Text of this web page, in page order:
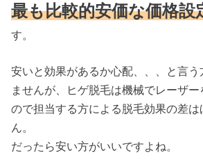
最も比較的安価な価格設
す。
安いと効果があるか心配、、、と言
ませんが、ヒゲ脱毛は機械でレーザ
ので担当する方による脱毛効果の差
ん。
だったら安い方がいいですよね。